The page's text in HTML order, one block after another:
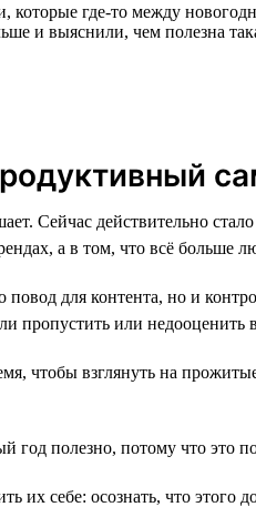
где-то между
и выяснили, чем полезна
Сейчас действительно
а в том, что всё
для контента, но и
пропустить или недооценить
чтобы взглянуть на
год полезно, потому что это
их себе: осознать, что этого